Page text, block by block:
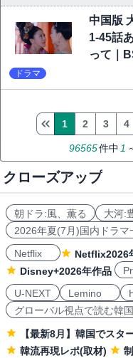
中国版
1-45話
って｜
ドラマ
96565件中1
1 2 3 4
クローズアップ
朝ドラ:風、薫る 大河:
2026年夏(7月)国内ドラマ
Netflix
Netflix2026
Disney+2026年作品
U-NEXT
Lemino
グローバル視点で読む韓
【最新8月】韓国でスタ
韓流再現レポ(取材)